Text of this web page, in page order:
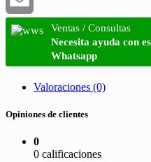
Email
Ventas / Consultas
Necesita ayuda con
Whatsapp
Valoraciones (0)
Opiniones de clientes
0
0 calificaciones